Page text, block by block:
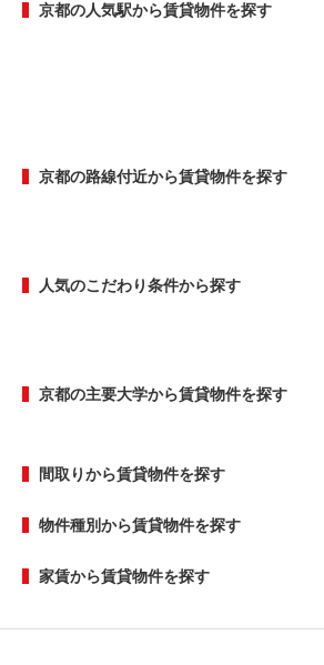
京都の人気駅から賃貸物件を探す
京都の路線付近から賃貸物件を探す
人気のこだわり条件から探す
京都の主要大学から賃貸物件を探す
間取りから賃貸物件を探す
物件種別から賃貸物件を探す
家賃から賃貸物件を探す